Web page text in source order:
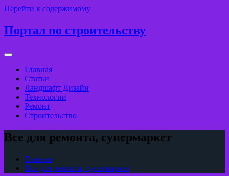
Перейти к содержимому
Портал по строительству
Главная
Статьи
Ландшафт Дизайн
Технологии
Ремонт
Строительство
Все для ремонта, супермаркет
Главная
Все для ремонта, супермаркет